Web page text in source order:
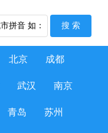
北京 成都
武汉 南京
青岛 苏州